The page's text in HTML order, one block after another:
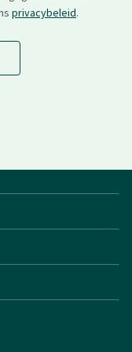
privacybeleid.